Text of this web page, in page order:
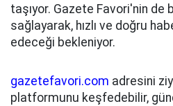
taşıyor. Gazete Favori'nin de
sağlayarak, hızlı ve doğru
edeceği bekleniyor.
gazetefavori.com adresini
platformunu keşfedebilir,